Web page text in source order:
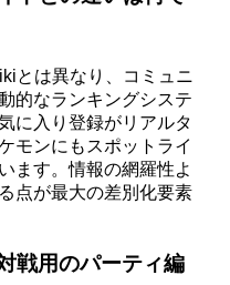
とは異なり、コミュニ
的なランキングシステ
に入り登録がリアルタ
モンにもスポットライ
ます。情報の網羅性よ
点が最大の差別化要素
戦用のパーティ編